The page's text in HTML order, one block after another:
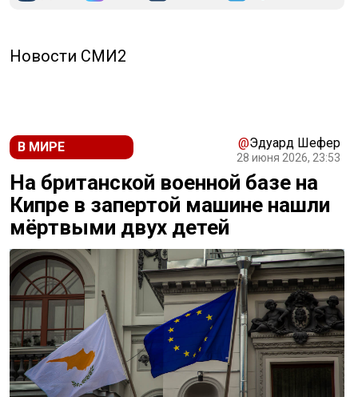
Новости СМИ2
В МИРЕ @Эдуард Шефер
28 июня 2026, 23:53
На британской военной базе на
Кипре в запертой машине нашли
мёртвыми двух детей